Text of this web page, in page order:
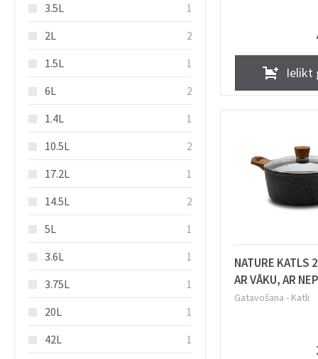
3.5L 1
2L 2
1.5L 1
6L 2
1.4L 1
10.5L 2
17.2L 1
14.5L 2
5L 1
3.6L 1
3.75L 1
20L 1
42L 1
Ielikt
NATURE KATLS
AR VĀKU, AR
INDUKCIJAI, Nava
Gatavošana - Katli